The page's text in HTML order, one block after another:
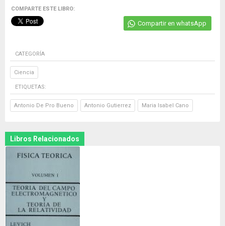
COMPARTE ESTE LIBRO:
Compartir en whatsApp
CATEGORÍA
Ciencia
ETIQUETAS:
Antonio De Pro Bueno Antonio Gutierrez Maria Isabel Cano
Libros Relacionados